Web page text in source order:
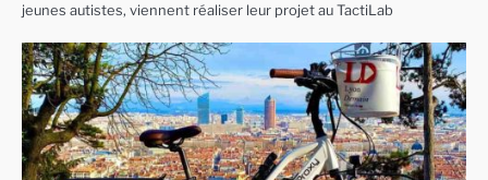
jeunes autistes, viennent réaliser leur projet au TactiLab